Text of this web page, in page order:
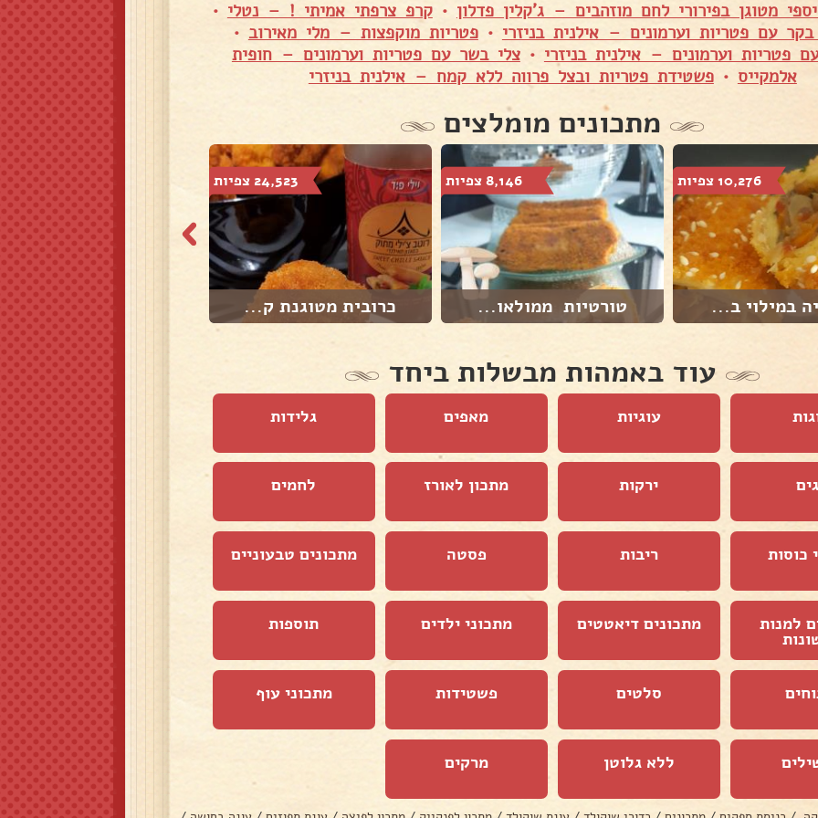
מטוגן בפירורי לחם מוזהבים – ג'קלין פדלון•קרפ צרפתי אמיתי ! – נטלי•
עם פטריות וערמונים – אילנית בניזרי•פטריות מוקפצות – מלי מאירוב•
פטריות וערמונים – אילנית בניזרי•צלי בשר עם פטריות וערמונים – חופית
אלמקייס •פשטידת פטריות ובצל פרווה ללא קמח – אילנית בניזרי
מתכונים מומלצים
10,276 צפיות
במילוי ב...
8,146 צפיות
טורטיות ממולאו...
24,523 צפיות
כרובית מטוגנת ק...
עוד באמהות מבשלות ביחד
עוגיות מאפים גלידות
ירקות מתכון לאורז לחמים
כוסות ריבות פסטה מתכונים טבעוניים
למנות מתכונים דיאטטים מתכוני ילדים תוספות
סלטים פשטידות מתכוני עוף
ללא גלוטן מרקים